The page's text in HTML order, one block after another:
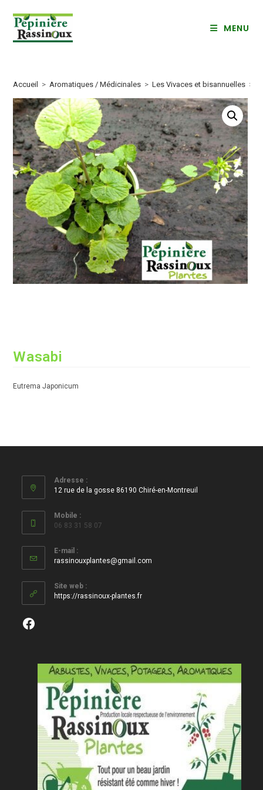
content
MENU
Accueil > Aromatiques / Médicinales > Les Vivaces et bisannuelles >
Wasabi
Eutrema Japonicum
Adresse :
12 rue de la gosse 86190 Chiré-en-Montreuil
Mobile :
06 83 31 58 07
E-mail :
rassinouxplantes@gmail.com
Site web :
https://rassinoux-plantes.fr
Facebook